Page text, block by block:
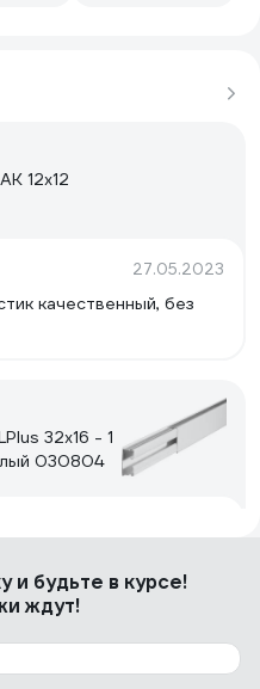
12х12
27.05.2023
качественный, без
32x16 - 1
030804
т.д.), красивый внешний
и будьте в курсе!
ждут!